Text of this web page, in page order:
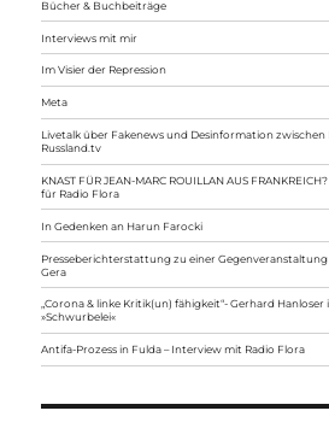
Bücher & Buchbeiträge
Interviews mit mir
Im Visier der Repression
Meta
Livetalk über Fakenews und Desinformation
Russland.tv
KNAST FÜR JEAN-MARC ROUILLAN AUS
für Radio Flora
In Gedenken an Harun Farocki
Presseberichterstattung zu einer Gegenveranstaltung
Gera
„Corona & linke Kritik(un) fähigkeit“- Gerhard Hanloser
»Schwurbelei«
Antifa-Prozess in Fulda – Interview mit Radio Flora